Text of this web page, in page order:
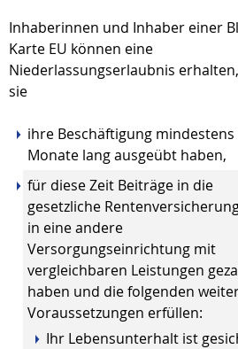
Inhaberinnen und Inhaber einer
Karte EU können eine
Niederlassungserlaubnis
sie
ihre Beschäftigung mindestens
Monate lang ausgeübt haben,
für diese Zeit Beiträge in die
gesetzliche
in eine andere
Versorgungseinrichtung mit
vergleichbaren Leistungen
haben und die folgenden
Voraussetzungen erfüllen:
Ihr Lebensunterhalt ist